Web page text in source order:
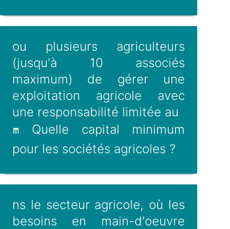
ou plusieurs agriculteurs
(jusqu'à 10 associés
maximum) de gérer une
exploitation agricole avec
une responsabilité limitée au
Quelle capital minimum
pour les sociétés agricoles ?
ns le secteur agricole, où les
besoins en main-d'oeuvre